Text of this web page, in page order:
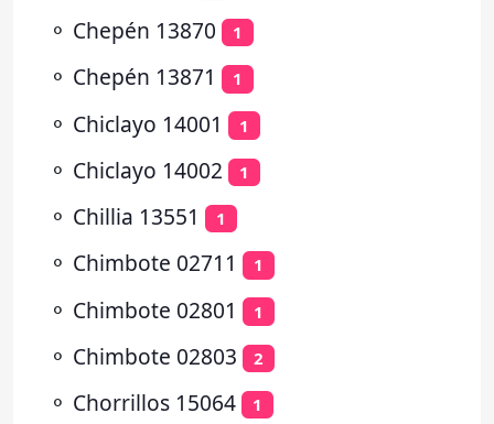
⚬ Chepén 13870 1
⚬ Chepén 13871 1
⚬ Chiclayo 14001 1
⚬ Chiclayo 14002 1
⚬ Chillia 13551 1
⚬ Chimbote 02711 1
⚬ Chimbote 02801 1
⚬ Chimbote 02803 2
⚬ Chorrillos 15064 1